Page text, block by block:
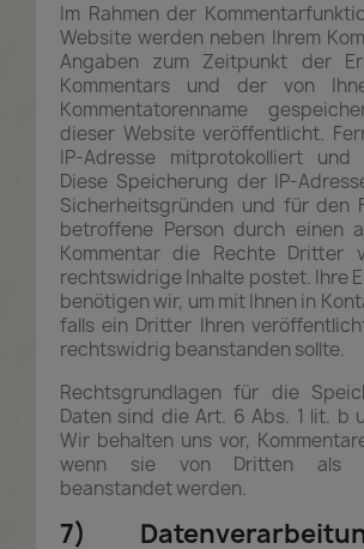
Im Rahmen der
Website werden neben Ihrem
Angaben zum Zeitpunkt der
Kommentars und der von
Kommentatorenname
dieser Website veröffentlicht.
IP-Adresse mitprotokolliert und
Diese Speicherung der IP-
Sicherheitsgründen und für den
betroffene Person durch einen
Kommentar die Rechte Dritter
rechtswidrige Inhalte postet. Ihre
benötigen wir, um mit Ihnen in
falls ein Dritter Ihren
rechtswidrig beanstanden sollte.
Rechtsgrundlagen für die
Daten sind die Art. 6 Abs. 1 lit. b
Wir behalten uns vor,
wenn sie von Dritten als
beanstandet werden.
7)